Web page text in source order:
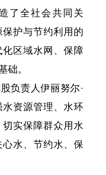
了全社会共同关
护与节约利用的
化区域水网、保障
础。
负责人伊丽努尔·
资源管理、水环
实保障群众用水
水、节约水、保